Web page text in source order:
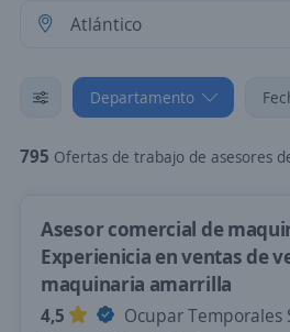
Departamento
795 Ofertas de trabajo de asesores de ventas en
Asesor comercial de
Experienicia en ventas de
maquinaria amarrilla
4,5
Ocupar Temporales